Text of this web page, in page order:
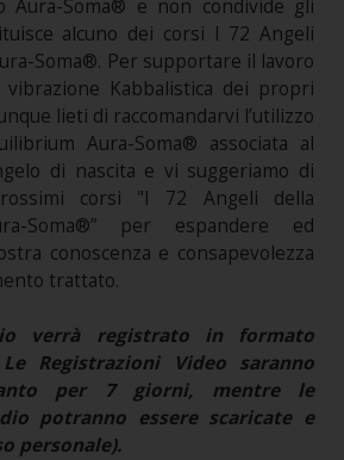
Aura-Soma® e non condivide gli
alcuno dei corsi I 72 Angeli
Soma®. Per supportare il lavoro
vibrazione Kabbalistica dei propri
lieti di raccomandarvi l’utilizzo
Aura-Soma® associata al
di nascita e vi suggeriamo di
corsi "I 72 Angeli della
Soma®” per espandere ed
conoscenza e consapevolezza
trattato.
verrà registrato in formato
Registrazioni Video saranno
per 7 giorni, mentre le
potranno essere scaricate e
personale).